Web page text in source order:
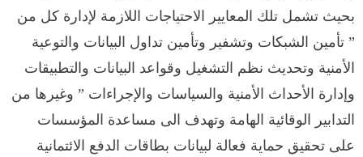
بحيث تشمل تلك المعايير الاحتياجات اللازمة لإدارة كل من
” تأمين الشبكات وتشفير وتأمين تداول البيانات والتوعية
الأمنية وتحديث نظم التشغيل وقواعد البيانات والتطبيقات
وإدارة الأحداث الأمنية والسياسات والإجراءات ” وغيرها من
التدابير الوقائية الهامة وتهدف الى مساعدة المؤسسات
على تحقيق حماية فعالة لبيانات بطاقات الدفع الائتمانية